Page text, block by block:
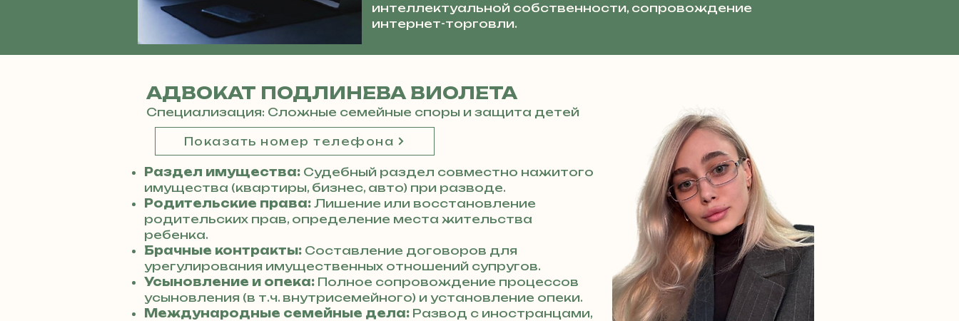
интеллектуальной собственности, сопровождение
интернет-торговли.
АДВОКАТ ПОДЛИНЕВА ВИОЛЕТА
Специализация: Сложные семейные споры и защита детей
Показать номер телефона
Раздел имущества: Судебный раздел совместно нажитого
имущества (квартиры, бизнес, авто) при разводе.
Родительские права: Лишение или восстановление
родительских прав, определение места жительства
ребенка.
Брачные контракты: Составление договоров для
урегулирования имущественных отношений супругов.
Усыновление и опека: Полное сопровождение процессов
усыновления (в т.ч. внутрисемейного) и установление опеки.
Международные семейные дела: Развод с иностранцами,